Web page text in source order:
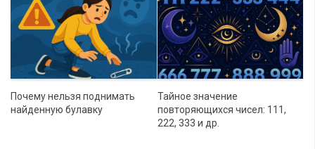
Почему нельзя поднимать
найденную булавку
Тайное значение
повторяющихся чисел: 111,
222, 333 и др.